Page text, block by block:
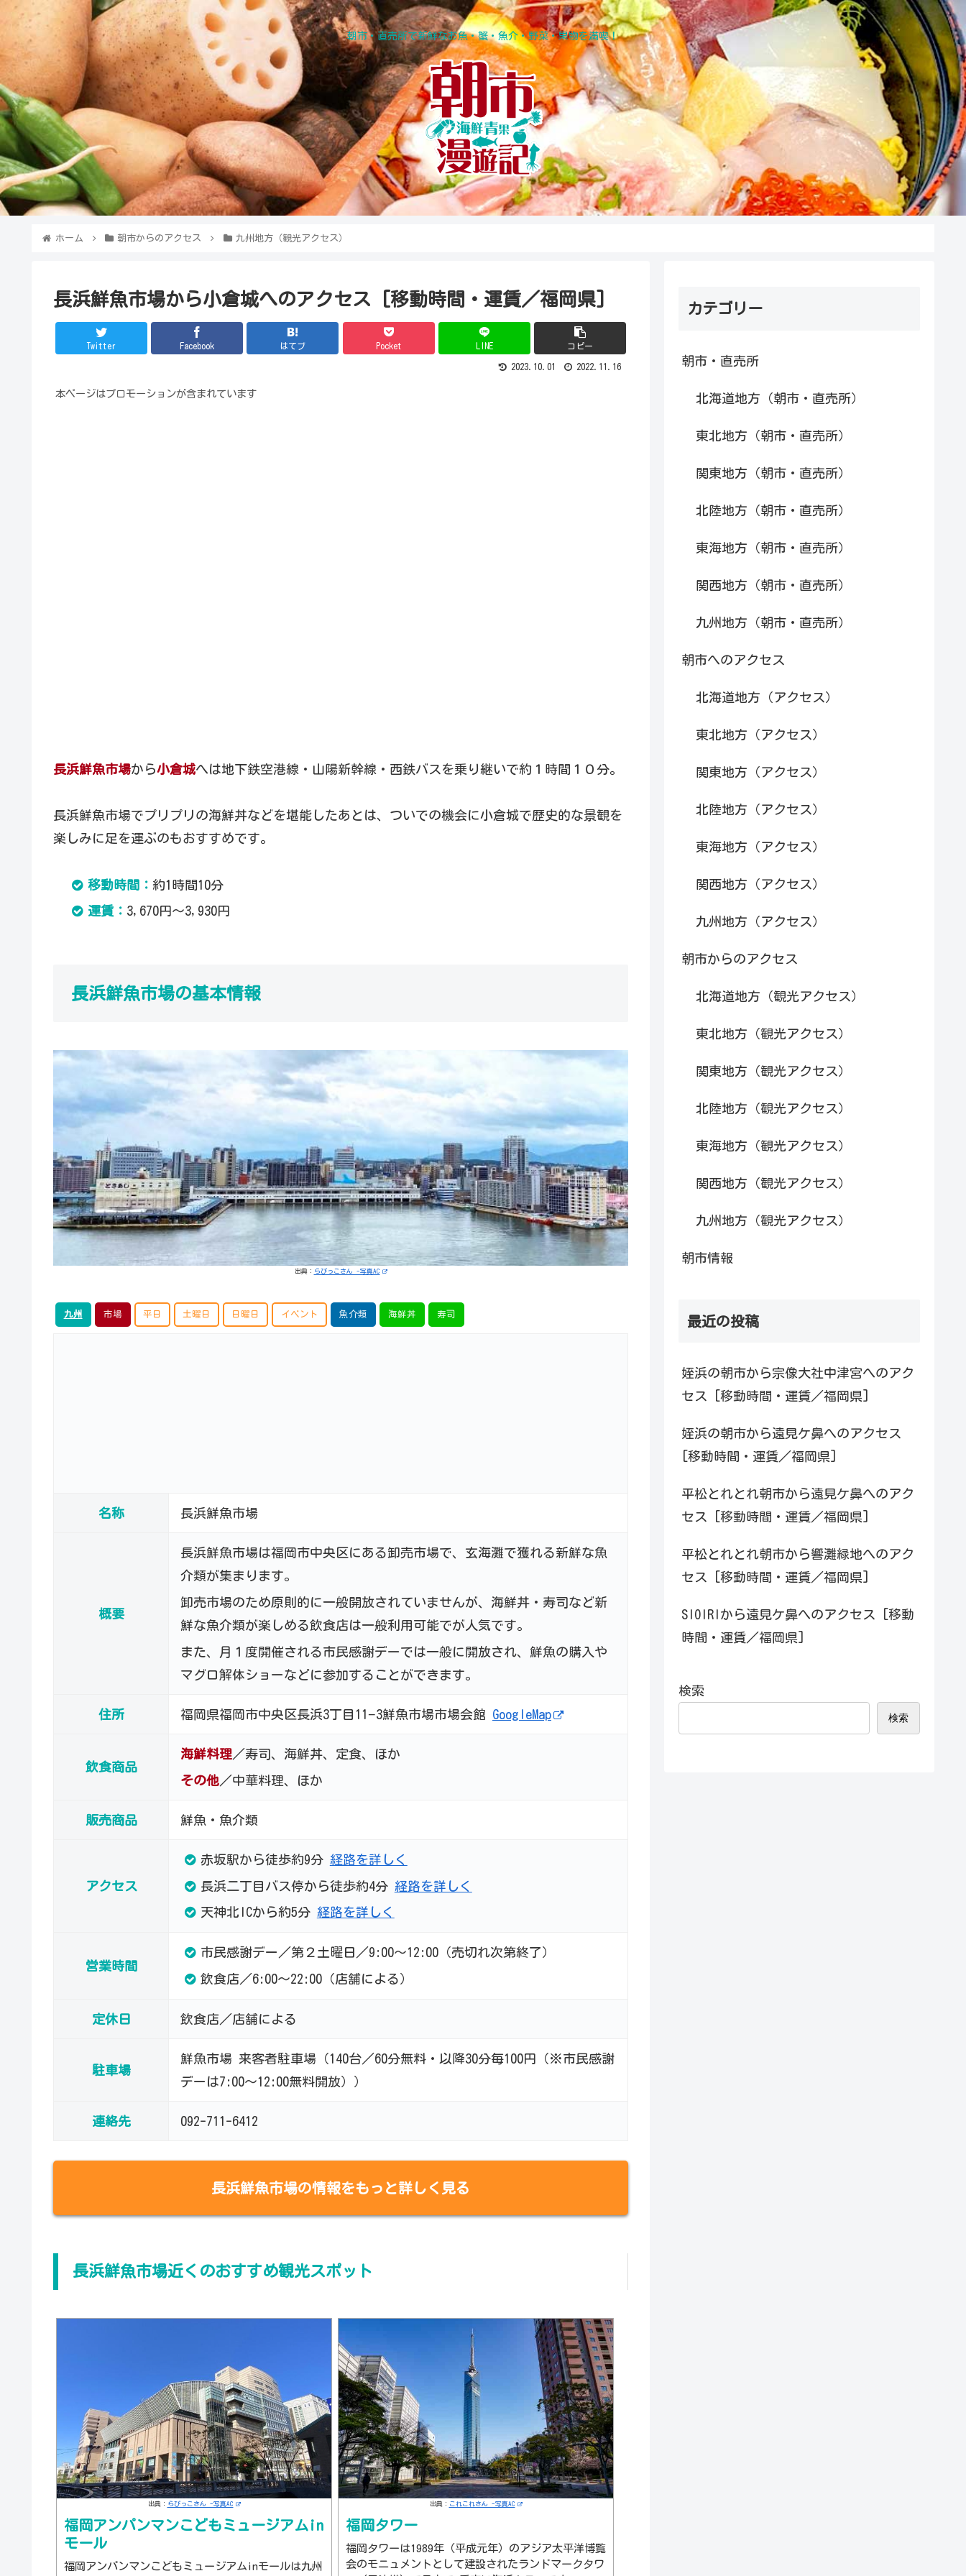
朝市・直売所で新鮮なお魚・蟹・魚介・野菜・果物を満喫！
ホーム 朝市からのアクセス 九州地方（観光アクセス）
長浜鮮魚市場から小倉城へのアクセス [移動時間・運賃／福岡県]
Twitter Facebook はてブ Pocket LINE コピー
2023.10.01 2022.11.16
本ページはプロモーションが含まれています
長浜鮮魚市場から小倉城へは地下鉄空港線・山陽新幹線・西鉄バスを乗り継いで約１時間１０分。
長浜鮮魚市場でプリプリの海鮮丼などを堪能したあとは、ついでの機会に小倉城で歴史的な景観を
楽しみに足を運ぶのもおすすめです。
移動時間： 約1時間10分
運賃： 3,670円～3,930円
長浜鮮魚市場の基本情報
出典： らびっこさん -写真AC
九州 市場 平日 土曜日 日曜日 イベント 魚介類 海鮮丼 寿司
名称 長浜鮮魚市場
概要
長浜鮮魚市場は福岡市中央区にある卸売市場で、玄海灘で獲れる新鮮な魚
介類が集まります。
卸売市場のため原則的に一般開放されていませんが、海鮮丼・寿司など新
鮮な魚介類が楽しめる飲食店は一般利用可能でが人気です。
また、月１度開催される市民感謝デーでは一般に開放され、鮮魚の購入や
マグロ解体ショーなどに参加することができます。
住所 福岡県福岡市中央区長浜3丁目11−3鮮魚市場市場会館 GoogleMap
飲食商品
海鮮料理／寿司、海鮮丼、定食、ほか
その他／中華料理、ほか
販売商品 鮮魚・魚介類
アクセス
赤坂駅から徒歩約9分 経路を詳しく
長浜二丁目バス停から徒歩約4分 経路を詳しく
天神北ICから約5分 経路を詳しく
営業時間
市民感謝デー／第２土曜日／9:00～12:00（売切れ次第終了）
飲食店／6:00～22:00（店舗による）
定休日 飲食店／店舗による
駐車場
鮮魚市場 来客者駐車場（140台／60分無料・以降30分毎100円（※市民感謝
デーは7:00～12:00無料開放））
連絡先 092-711-6412
長浜鮮魚市場の情報をもっと詳しく見る
長浜鮮魚市場近くのおすすめ観光スポット
出典： らびっこさん -写真AC
福岡アンパンマンこどもミュージアムin
モール
福岡アンパンマンこどもミュージアムinモールは九州
出典： これこれさん -写真AC
福岡タワー
福岡タワーは1989年（平成元年）のアジア太平洋博覧
会のモニュメントとして建設されたランドマークタワ
カテゴリー
朝市・直売所
北海道地方（朝市・直売所）
東北地方（朝市・直売所）
関東地方（朝市・直売所）
北陸地方（朝市・直売所）
東海地方（朝市・直売所）
関西地方（朝市・直売所）
九州地方（朝市・直売所）
朝市へのアクセス
北海道地方（アクセス）
東北地方（アクセス）
関東地方（アクセス）
北陸地方（アクセス）
東海地方（アクセス）
関西地方（アクセス）
九州地方（アクセス）
朝市からのアクセス
北海道地方（観光アクセス）
東北地方（観光アクセス）
関東地方（観光アクセス）
北陸地方（観光アクセス）
東海地方（観光アクセス）
関西地方（観光アクセス）
九州地方（観光アクセス）
朝市情報
最近の投稿
姪浜の朝市から宗像大社中津宮へのアク
セス [移動時間・運賃／福岡県]
姪浜の朝市から遠見ケ鼻へのアクセス
[移動時間・運賃／福岡県]
平松とれとれ朝市から遠見ケ鼻へのアク
セス [移動時間・運賃／福岡県]
平松とれとれ朝市から響灘緑地へのアク
セス [移動時間・運賃／福岡県]
SIOIRIから遠見ケ鼻へのアクセス [移動
時間・運賃／福岡県]
検索
検索